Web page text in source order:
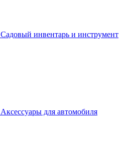
Садовый инвентарь и инструмент
Аксессуары для автомобиля